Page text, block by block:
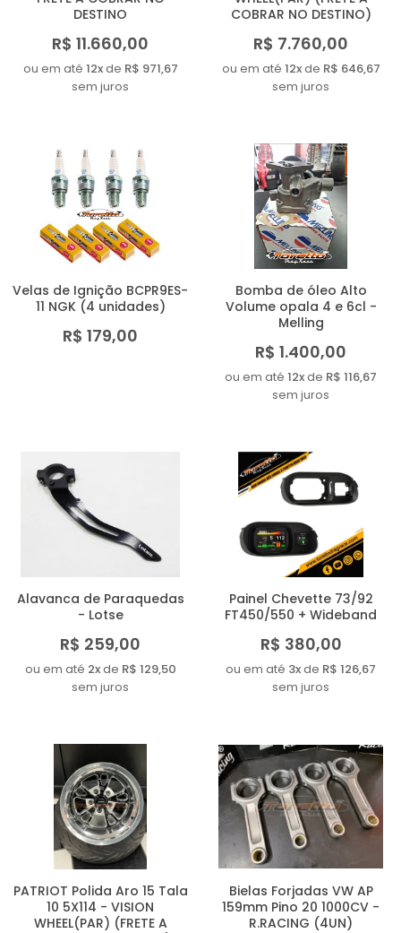
DESTINO
R$ 11.660,00
ou em até 12xde R$ 971,67
sem juros
COBRAR NO DESTINO)
R$ 7.760,00
ou em até 12xde R$ 646,67
sem juros
Velas de Ignição BCPR9ES-
11 NGK (4 unidades)
R$ 179,00
Bomba de óleo Alto
Volume opala 4 e 6cl -
Melling
R$ 1.400,00
ou em até 12xde R$ 116,67
sem juros
Alavanca de Paraquedas
- Lotse
R$ 259,00
ou em até 2xde R$ 129,50
sem juros
Painel Chevette 73/92
FT450/550 + Wideband
R$ 380,00
ou em até 3xde R$ 126,67
sem juros
PATRIOT Polida Aro 15 Tala
10 5X114 - VISION
WHEEL(PAR) (FRETE A
Bielas Forjadas VW AP
159mm Pino 20 1000CV -
R.RACING (4UN)